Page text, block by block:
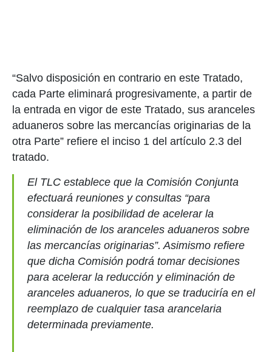
“Salvo disposición en contrario en este Tratado,
cada Parte eliminará progresivamente, a partir de
la entrada en vigor de este Tratado, sus aranceles
aduaneros sobre las mercancías originarias de la
otra Parte” refiere el inciso 1 del artículo 2.3 del
tratado.
El TLC establece que la Comisión Conjunta
efectuará reuniones y consultas “para
considerar la posibilidad de acelerar la
eliminación de los aranceles aduaneros sobre
las mercancías originarias”. Asimismo refiere
que dicha Comisión podrá tomar decisiones
para acelerar la reducción y eliminación de
aranceles aduaneros, lo que se traduciría en el
reemplazo de cualquier tasa arancelaria
determinada previamente.